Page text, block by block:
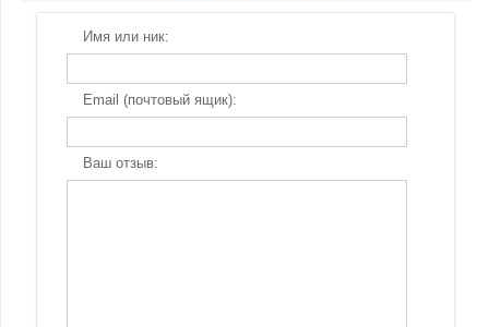
Имя или ник:
Email (почтовый ящик):
Ваш отзыв: